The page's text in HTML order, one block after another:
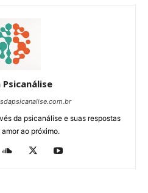
Psicanálise
da psicanálise e suas respostas
ao próximo.